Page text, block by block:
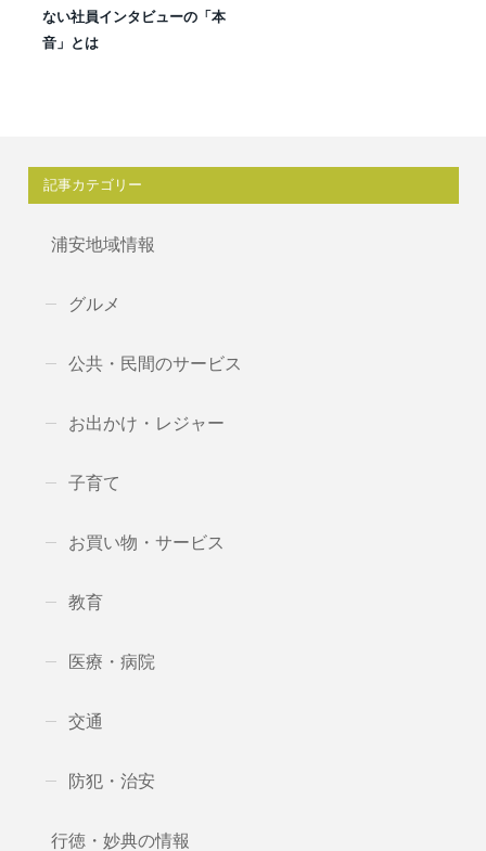
ない社員インタビューの「本
音」とは
記事カテゴリー
浦安地域情報
グルメ
公共・民間のサービス
お出かけ・レジャー
子育て
お買い物・サービス
教育
医療・病院
交通
防犯・治安
行徳・妙典の情報